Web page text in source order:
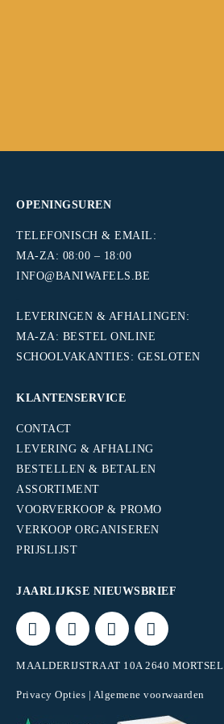
OPENINGSUREN
TELEFONISCH & EMAIL:
MA-ZA: 08:00 – 18:00
INFO@BANIWAFELS.BE
LEVERINGEN & AFHALINGEN:
MA-ZA: BESTEL ONLINE
SCHOOLVAKANTIES: GESLOTEN
KLANTENSERVICE
CONTACT
LEVERING & AFHALING
BESTELLEN & BETALEN
ASSORTIMENT
VOORVERKOOP & PROMO
VERKOOP ORGANISEREN
PRIJSLIJST
JAARLIJKSE NIEUWSBRIEF
MAALDERIJSTRAAT 10A 2640 MORTSEL
Privacy Opties | Algemene voorwaarden